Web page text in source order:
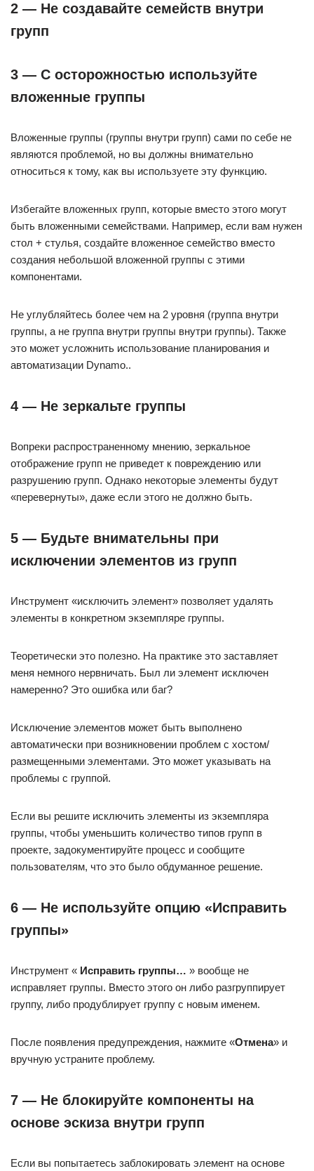
2 — Не создавайте семейств внутри
групп
3 — С осторожностью используйте
вложенные группы
Вложенные группы (группы внутри групп) сами по себе не
являются проблемой, но вы должны внимательно
относиться к тому, как вы используете эту функцию.
Избегайте вложенных групп, которые вместо этого могут
быть вложенными семействами. Например, если вам нужен
стол + стулья, создайте вложенное семейство вместо
создания небольшой вложенной группы с этими
компонентами.
Не углубляйтесь более чем на 2 уровня (группа внутри
группы, а не группа внутри группы внутри группы). Также
это может усложнить использование планирования и
автоматизации Dynamo..
4 — Не зеркальте группы
Вопреки распространенному мнению, зеркальное
отображение групп не приведет к повреждению или
разрушению групп. Однако некоторые элементы будут
«перевернуты», даже если этого не должно быть.
5 — Будьте внимательны при
исключении элементов из групп
Инструмент «исключить элемент» позволяет удалять
элементы в конкретном экземпляре группы.
Теоретически это полезно. На практике это заставляет
меня немного нервничать. Был ли элемент исключен
намеренно? Это ошибка или баг?
Исключение элементов может быть выполнено
автоматически при возникновении проблем с хостом/
размещенными элементами. Это может указывать на
проблемы с группой.
Если вы решите исключить элементы из экземпляра
группы, чтобы уменьшить количество типов групп в
проекте, задокументируйте процесс и сообщите
пользователям, что это было обдуманное решение.
6 — Не используйте опцию «Исправить
группы»
Инструмент « Исправить группы… » вообще не
исправляет группы. Вместо этого он либо разгруппирует
группу, либо продублирует группу с новым именем.
После появления предупреждения, нажмите «Отмена» и
вручную устраните проблему.
7 — Не блокируйте компоненты на
основе эскиза внутри групп
Если вы попытаетесь заблокировать элемент на основе